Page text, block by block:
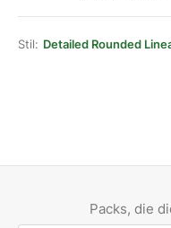
Stil: Detailed Rounded
Packs, die